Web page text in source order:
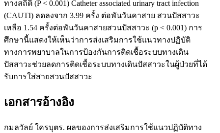
ทางสถิติ (P < 0.001) Catheter associated urinary tract infection
(CAUTI) ลดลงจาก 3.99 ครั้ง ต่อพันวันคาสาย สวนปัสสาวะ
เหลือ 1.54 ครั้งต่อพันวันคาสายสวนปัสสาวะ (p < 0.001) การ
ศึกษานี้แสดงให้เห็นว่าการส่งเสริมการใช้แนวทางปฏิบัติ
ทางการพยาบาลในการป้องกันการติดเชื้อระบบทางเดิน
ปัสสาวะช่วยลดการติดเชื้อระบบทางเดินปัสสาวะในผู้ป่วยที่ได้
รับการใส่สายสวนปัสสาวะ
เอกสารอ้างอิง
กมลวัลย์ ใครบุตร. ผลของการส่งเสริมการใช้แนวปฏิบัติทาง